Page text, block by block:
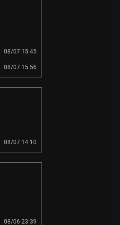
08/07 15:45
08/07 15:56
08/07 14:10
08/06 23:39